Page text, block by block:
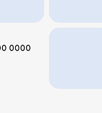
0000